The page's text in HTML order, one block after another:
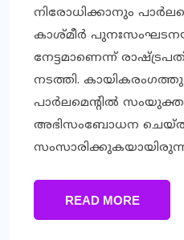
നിരോധിക്കാനും
കാശ്മീര്‍
നേട്ടമാണെന്ന്
നടത്തി.
പാര്‍ലമെന്റില്‍
അഭിസംബോധന
READ MORE